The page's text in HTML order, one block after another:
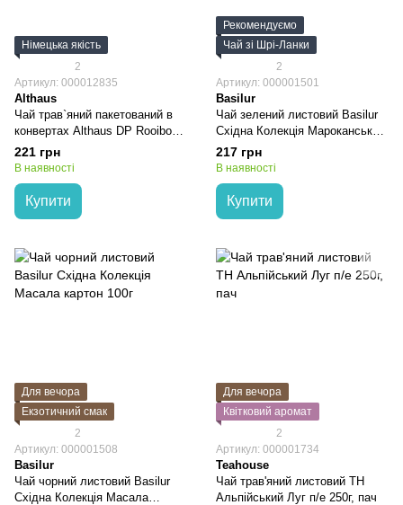
Німецька якість
2
Артикул: 000012835
Althaus
Чай трав`яний пакетований в
конвертах Althaus DP Rooibos
Vanilla картон (20шт*1,75г)
221 грн
В наявності
Купити
Рекомендуємо
Чай зі Шрі-Ланки
2
Артикул: 000001501
Basilur
Чай зелений листовий Basilur
Східна Колекція Мароканська
М'ята картон 100г
217 грн
В наявності
Купити
Для вечора
Екзотичний смак
2
Артикул: 000001508
Basilur
Чай чорний листовий Basilur
Східна Колекція Масала
Для вечора
Квітковий аромат
2
Артикул: 000001734
Teahouse
Чай трав'яний листовий TH
Альпійський Луг п/е 250г, пач